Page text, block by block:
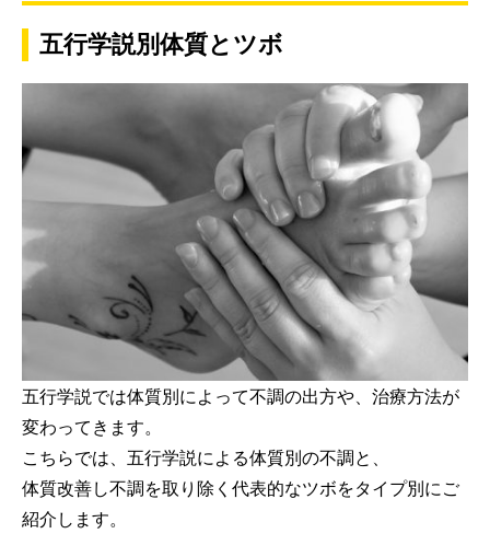
五行学説別体質とツボ
五行学説では体質別によって不調の出方や、治療方法が
変わってきます。
こちらでは、五行学説による体質別の不調と、
体質改善し不調を取り除く代表的なツボをタイプ別にご
紹介します。